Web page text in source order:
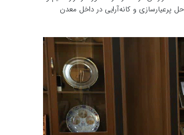
فعال کنیم تا مراحل پرعیارسازی و کانه‌آرایی در داخل معدن